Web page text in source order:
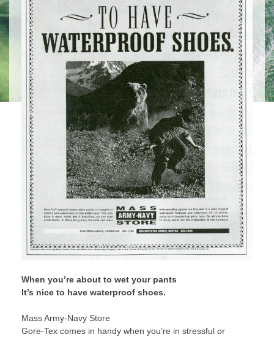
When you’re about to wet your pants
It’s nice to have waterproof shoes.
Mass Army-Navy Store
Gore-Tex comes in handy when you’re in stressful or